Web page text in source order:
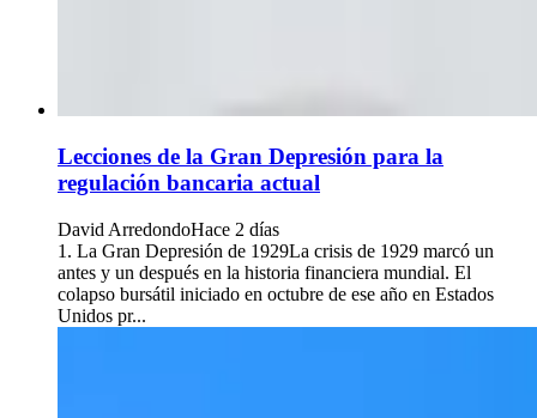
Lecciones de la Gran Depresión para la
regulación bancaria actual
David ArredondoHace 2 días
1. La Gran Depresión de 1929La crisis de 1929 marcó un
antes y un después en la historia financiera mundial. El
colapso bursátil iniciado en octubre de ese año en Estados
Unidos pr...